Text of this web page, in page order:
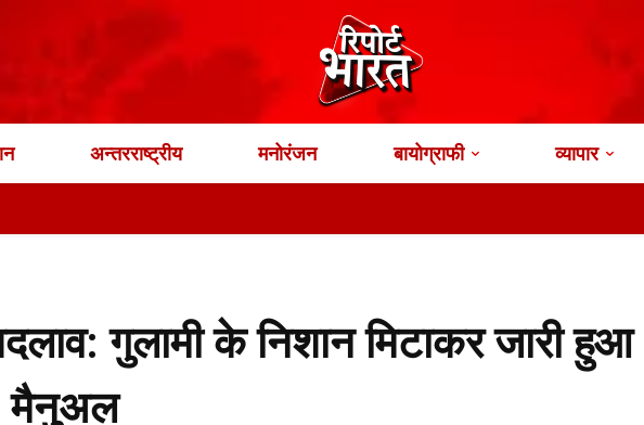
अन्तरराष्ट्रीय मनोरंजन बायोग्राफी व्यापार
गुलामी के निशान मिटाकर जारी हुआ
मैनुअल